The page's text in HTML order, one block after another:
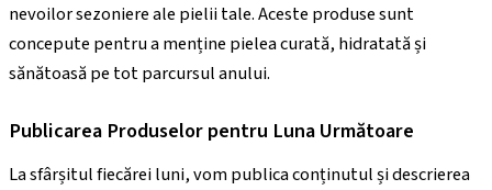
nevoilor sezoniere ale pielii tale. Aceste produse sunt
concepute pentru a menține pielea curată, hidratată și
sănătoasă pe tot parcursul anului.
Publicarea Produselor pentru Luna Următoare
La sfârșitul fiecărei luni, vom publica conținutul și descrierea